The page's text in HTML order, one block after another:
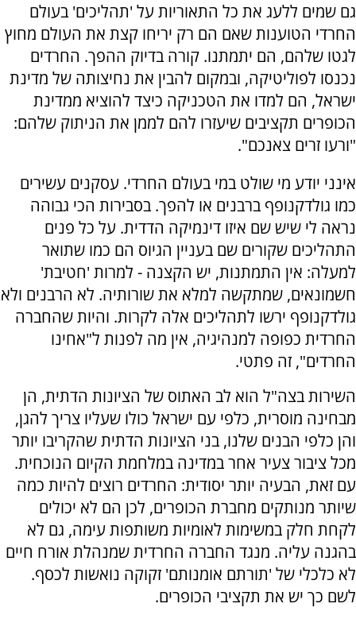
גם שמים ללעג את כל התאוריות על 'תהליכים' בעולם
החרדי הטוענות שאם הם רק יריחו קצת את העולם מחוץ
לגטו שלהם, הם יתמתנו. קורה בדיוק ההפך. החרדים
נכנסו לפוליטיקה, ובמקום להבין את נחיצותה של מדינת
ישראל, הם למדו את הטכניקה כיצד להוציא ממדינת
הכופרים תקציבים שיעזרו להם לממן את הניתוק שלהם:
"ורעו זרים צאנכם".
אינני יודע מי שולט במי בעולם החרדי. עסקנים עשירים
כמו גולדקנופף ברבנים או להפך. בסבירות הכי גבוהה
נראה לי שיש שם איזו דינמיקה הדדית. על כל פנים
התהליכים שקורים שם בעניין הגיוס הם כמו שתואר
למעלה: אין התמתנות, יש הקצנה - למרות 'חטיבת'
חשמונאים, שמתקשה למלא את שורותיה. לא הרבנים ולא
גולדקנופף ירשו לתהליכים אלה לקרות. והיות שהחברה
החרדית כפופה למנהיגיה, אין מה לפנות ל"אחינו
החרדים", זה פתטי.
השירות בצה"ל הוא לב האתוס של הציונות הדתית, הן
מבחינה מוסרית, כלפי עם ישראל כולו שעליו צריך להגן,
והן כלפי הבנים שלנו, בני הציונות הדתית שהקריבו יותר
מכל ציבור צעיר אחר במדינה במלחמת הקיום הנוכחית.
עם זאת, הבעיה יותר יסודית: החרדים רוצים להיות כמה
שיותר מנותקים מחברת הכופרים, לכן הם לא יכולים
לקחת חלק במשימות לאומיות משותפות עימה, גם לא
בהגנה עליה. מנגד החברה החרדית שמנהלת אורח חיים
לא כלכלי של 'תורתם אומנותם' זקוקה נואשות לכסף.
לשם כך יש את תקציבי הכופרים.